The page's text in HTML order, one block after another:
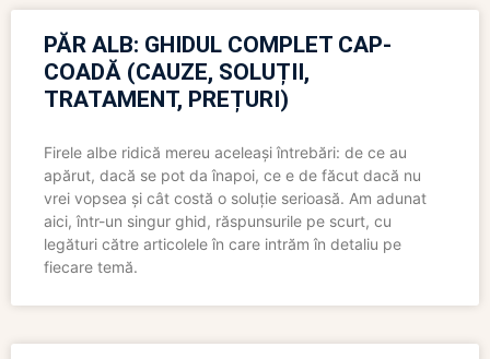
PĂR ALB: GHIDUL COMPLET CAP-
COADĂ (CAUZE, SOLUȚII,
TRATAMENT, PREȚURI)
Firele albe ridică mereu aceleași întrebări: de ce au
apărut, dacă se pot da înapoi, ce e de făcut dacă nu
vrei vopsea și cât costă o soluție serioasă. Am adunat
aici, într-un singur ghid, răspunsurile pe scurt, cu
legături către articolele în care intrăm în detaliu pe
fiecare temă.